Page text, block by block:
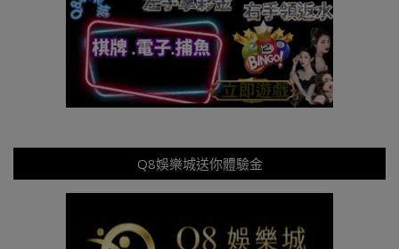
Q8娛樂城送你體驗金